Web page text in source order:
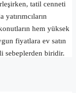
tatil cenneti
hem yüksek
fiyatlara ev satın
sebeplerden biridir.